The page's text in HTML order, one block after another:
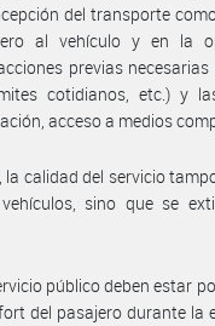
del transporte
al vehículo y en la
previas
cotidianos, etc.) y
acceso a medios
la calidad del servicio
sino que se
público deben estar
del pasajero durante